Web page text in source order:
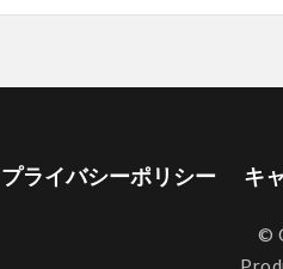
プライバシーポリシー キ
©